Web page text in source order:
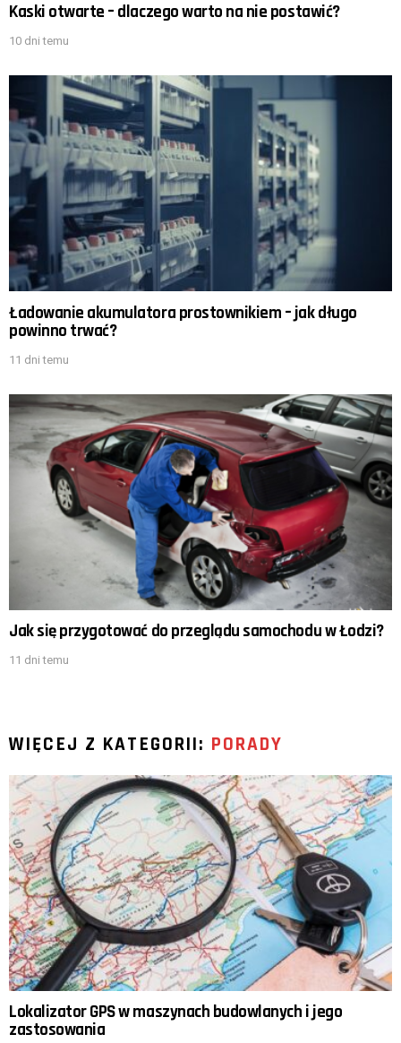
Kaski otwarte – dlaczego warto na nie postawić?
10 dni temu
Ładowanie akumulatora prostownikiem – jak długo
powinno trwać?
11 dni temu
Jak się przygotować do przeglądu samochodu w Łodzi?
11 dni temu
WIĘCEJ Z KATEGORII: PORADY
Lokalizator GPS w maszynach budowlanych i jego
zastosowania